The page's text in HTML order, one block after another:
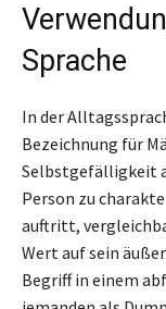
Sprache
In der
Bezeichnung für
Selbstgefälligkeit
Person zu
auftritt,
Wert auf sein
Begriff in einem